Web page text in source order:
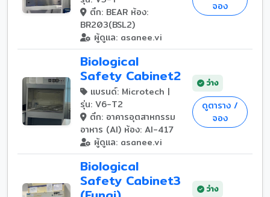
ตึก: BEAR ห้อง:
BR203(BSL2)
ผู้ดูแล: asanee.vi
จอง
Biological
Safety Cabinet2
แบรนด์: Microtech |
รุ่น: V6-T2
ตึก: อาคารอุตสาหกรรม
อาหาร (AI) ห้อง: AI-417
ผู้ดูแล: asanee.vi
ว่าง
ดูตาราง /
จอง
Biological
Safety Cabinet3 ว่าง